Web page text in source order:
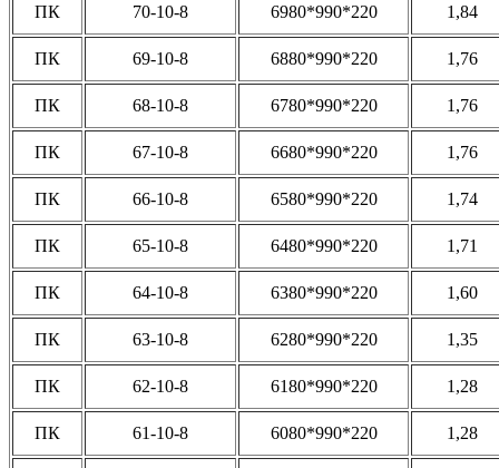
ПК 70-10-8 6980*990*220 1,84
ПК 69-10-8 6880*990*220 1,76
ПК 68-10-8 6780*990*220 1,76
ПК 67-10-8 6680*990*220 1,76
ПК 66-10-8 6580*990*220 1,74
ПК 65-10-8 6480*990*220 1,71
ПК 64-10-8 6380*990*220 1,60
ПК 63-10-8 6280*990*220 1,35
ПК 62-10-8 6180*990*220 1,28
ПК 61-10-8 6080*990*220 1,28